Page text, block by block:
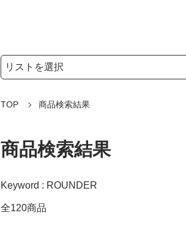
検索リストの選択
TOP 商品検索結果
商品検索結果
Keyword : ROUNDER
全120商品